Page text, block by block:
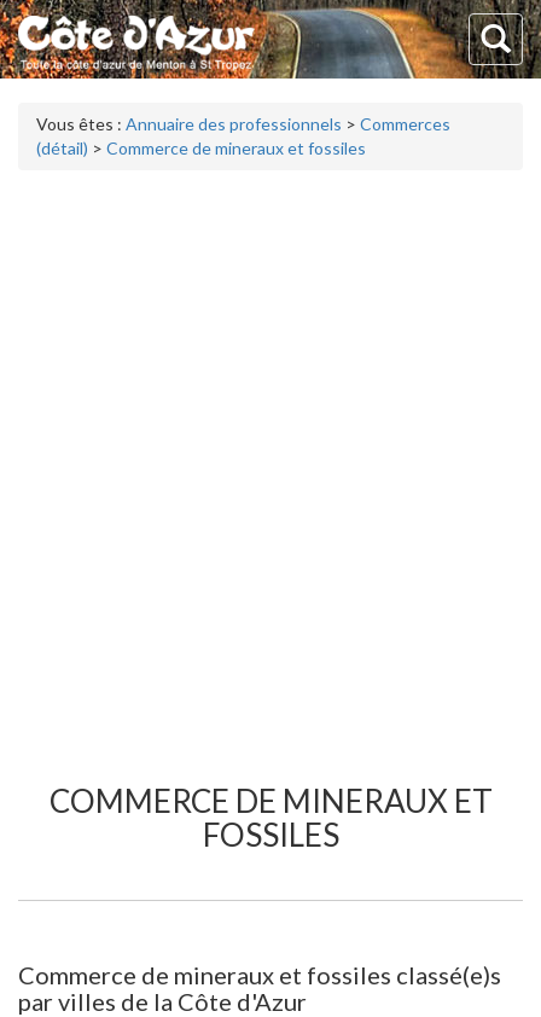
Vous êtes : Annuaire des professionnels > Commerces
(détail) > Commerce de mineraux et fossiles
COMMERCE DE MINERAUX ET
FOSSILES
Commerce de mineraux et fossiles classé(e)s
par villes de la Côte d'Azur